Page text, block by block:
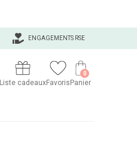
ENGAGEMENTS RSE
Liste cadeauxFavoris Panier
0